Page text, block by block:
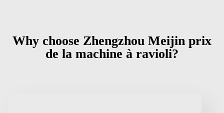
Why choose Zhengzhou Meijin prix
de la machine à ravioli?